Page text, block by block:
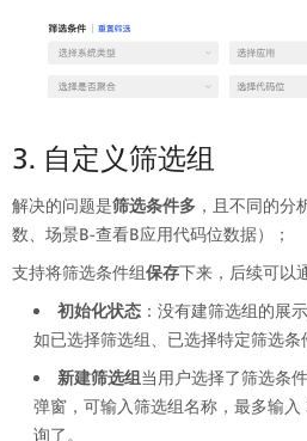
3. 自定义筛选组
解决的问题是筛选条件多 ，且不同的
数、场景B-查看B应用代码位数据）；
支持将筛选条件组保存下来，后续可以
初始化状态：没有建筛选组的展
如已选择筛选组、已选择特定筛选
新建筛选组当用户选择了筛选条
弹窗，可输入筛选组名称，最多输入
询了。